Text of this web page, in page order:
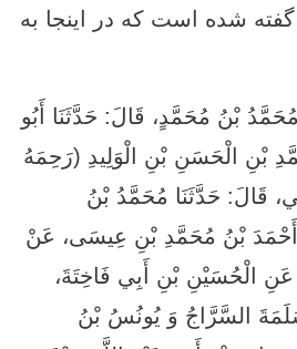
شده است که در اینجا به
مُحَمَّدُ بْنُ مُحَمَّدٍ، قَالَ: حَدَّثَنَا أَبُو
بْنِ الْحَسَنِ بْنِ الْوَلِيدِ (رَحِمَهُ
قَالَ: حَدَّثَنَا مُحَمَّدُ بْنُ
بْنُ مُحَمَّدِ بْنِ عِيسَى، عَنْ
الْحُسَيْنِ بْنِ أَبِي فَاخِتَةَ،
السَّرَّاجُ وَ يُونُسُ بْنُ